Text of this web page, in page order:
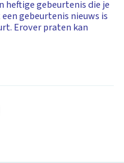
heftige gebeurtenis die je
gebeurtenis nieuws is
Erover praten kan